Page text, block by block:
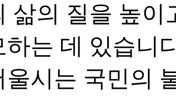
삶의 질을 높
하는 데 있습니
울시는 국민의